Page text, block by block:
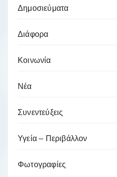
Δημοσιεύματα
Διάφορα
Κοινωνία
Νέα
Συνεντεύξεις
Υγεία – Περιβάλλον
Φωτογραφίες